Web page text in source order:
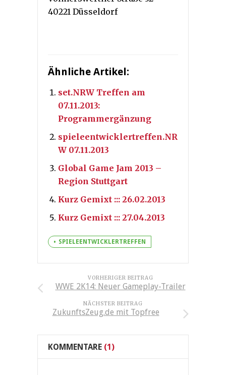
40221 Düsseldorf
Ähnliche Artikel:
set.NRW Treffen am
07.11.2013:
Programmergänzung
spieleentwicklertreffen.NR
W 07.11.2013
Global Game Jam 2013 –
Region Stuttgart
Kurz Gemixt ::: 26.02.2013
Kurz Gemixt ::: 27.04.2013
SPIELEENTWICKLERTREFFEN
VORHERIGER BEITRAG
WWE 2K14: Neuer Gameplay-Trailer
NÄCHSTER BEITRAG
ZukunftsZeug.de mit Topfree
KOMMENTARE (1)